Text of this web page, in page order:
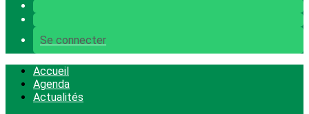
Se connecter
Accueil
Agenda
Actualités